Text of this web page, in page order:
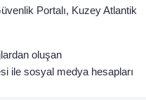
Portalı, Kuzey Atlantik
oluşan
ile sosyal medya hesapları